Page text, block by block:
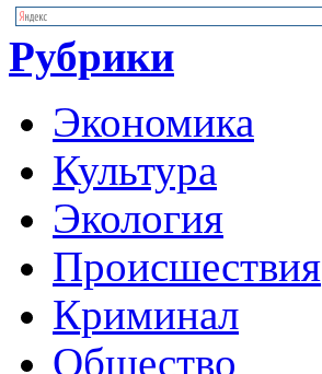
Рубрики
Экономика
Культура
Экология
Происшествия
Криминал
Общество